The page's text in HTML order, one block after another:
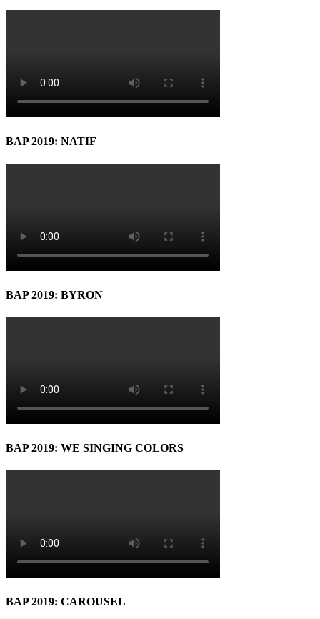
BAP 2019: NATIF
BAP 2019: BYRON
BAP 2019: WE SINGING COLORS
BAP 2019: CAROUSEL